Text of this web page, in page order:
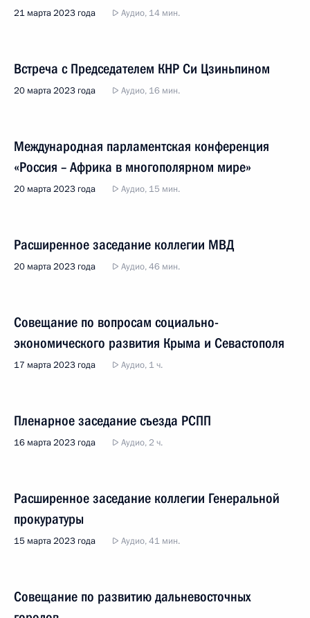
21 марта 2023 года Аудио, 14 мин.
Встреча с Председателем КНР Си Цзиньпином
20 марта 2023 года Аудио, 16 мин.
Международная парламентская конференция
«Россия – Африка в многополярном мире»
20 марта 2023 года Аудио, 15 мин.
Расширенное заседание коллегии МВД
20 марта 2023 года Аудио, 46 мин.
Совещание по вопросам социально-
экономического развития Крыма и Севастополя
17 марта 2023 года Аудио, 1 ч.
Пленарное заседание съезда РСПП
16 марта 2023 года Аудио, 2 ч.
Расширенное заседание коллегии Генеральной
прокуратуры
15 марта 2023 года Аудио, 41 мин.
Совещание по развитию дальневосточных